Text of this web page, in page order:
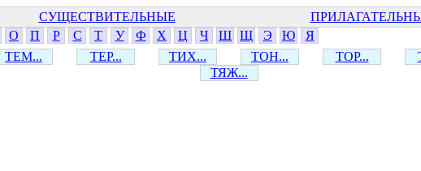
СУЩЕСТВИТЕЛЬНЫЕ
О П Р С Т У Ф Х Ц Ч Ш Щ Э Ю
Я
ТЕМ... ТЕР... ТИХ... ТОН... ТОР...
ТЯЖ...